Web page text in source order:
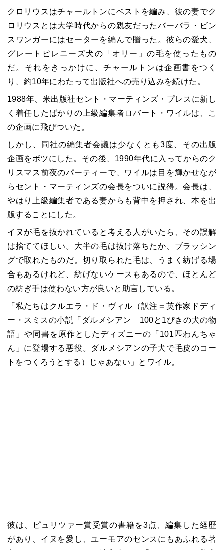
クロリウスはチャールトンにベストを編み、彼の妻でク
ロリウスとは大学時代からの親友だったバーバラ・ビン
スワンガーにはセーターを編んで贈った。彼らの愛犬、
グレートピレニーズ犬の「オリー」の毛を使ったもの
だ。それをきっかけに、チャールトンは企画書をつく
り、約10年にわたって出版社への売り込みを続けた。
1988年、米出版社セント・マーティンズ・プレスに新し
く着任したばかりの上級編集者ロバート・ワイルは、こ
の企画に飛びついた。
しかし、同社の編集者会議は少なくとも3度、その出版
企画をボツにした。その後、1990年代に入ってからのク
リスマス前夜のパーティーで、ワイルは目を輝かせなが
らセント・マーティンズの会長をついに説得。会長は、
やはり上級編集者である妻からも背中を押され、本を出
版することにした。
イヌが毛を抜かれていると考える人がいたら、その誤解
は捨ててほしい。大半の毛は抜け落ちたか、ブラッシン
グで取れたものだ。切り取られた毛は、うまく紡げる場
合もあるけれど、紡げないケースもあるので、ほとんど
の紡ぎ手は使わない方が良いと助言している。
「私たちはクルエラ・ド・ヴィル（訳注＝英作家ドディ
ー・スミスの小説「ダルメシアン 100と1ぴきの犬の物
語」や同書を原作としたディズニーの「101匹わんちゃ
ん」に登場する悪役。ダルメシアンの子犬で毛皮のコー
トをつくろうとする）じゃあない」とワイル。
彼は、ピュリツァー賞受賞の書籍を3点、編集した経歴
があり、イヌを愛し、ユーモアのセンスにもあふれる著